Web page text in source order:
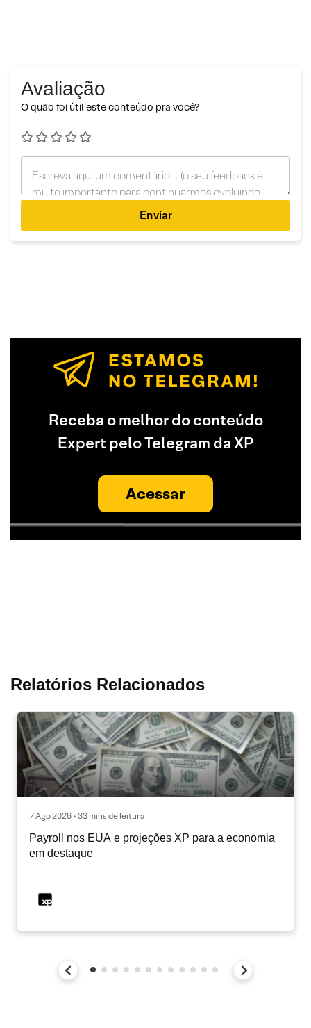
Avaliação
O quão foi útil este conteúdo pra você?
Enviar
Receba o melhor do conteúdo
Expert pelo Telegram da XP
Acessar
Relatórios Relacionados
7 Ago 2026 • 33 mins de leitura
Payroll nos EUA e projeções XP para a economia
em destaque